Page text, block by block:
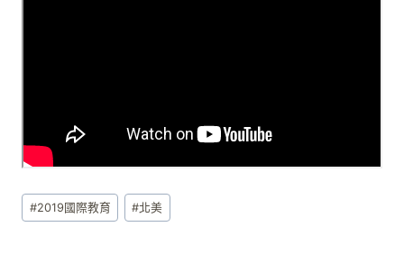
Post
Tags:
#2019國際教育 #北美